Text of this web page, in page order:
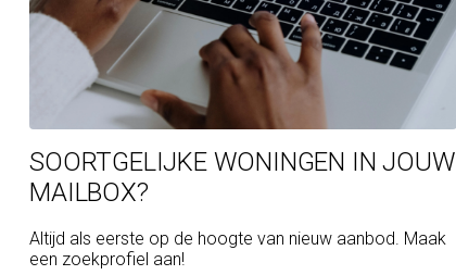
SOORTGELIJKE WONINGEN IN JOUW
MAILBOX?
Altijd als eerste op de hoogte van nieuw aanbod. Maak
een zoekprofiel aan!